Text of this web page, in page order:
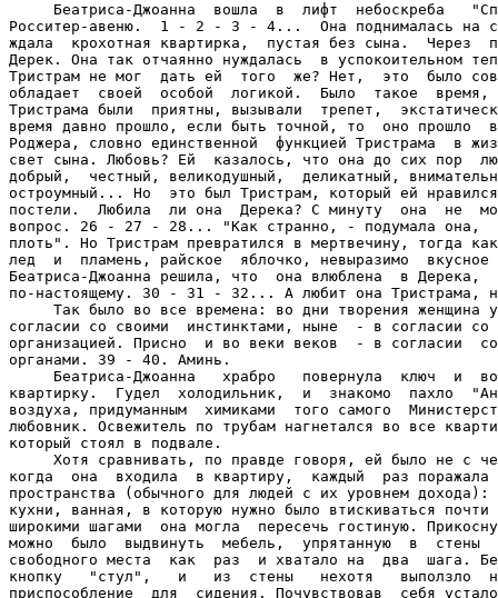
Беатриса-Джоанна  вошла  в  лифт  небоскреба
Росситер-авеню.  1 - 2 - 3 - 4...  Она поднималась на
ждала  крохотная квартирка,  пустая без сына.  Через
Дерек. Она так отчаянно нуждалась  в успокоительном
Тристрам не мог  дать ей  того  же? Нет,  это  было
обладает  своей  особой  логикой.  Было  такое  время,
Тристрама были  приятны, вызывали  трепет,
время давно прошло, если быть точной, то  оно прошло
Роджера, словно единственной  функцией Тристрама  в
свет сына. Любовь? Ей  казалось, что она до сих пор
добрый,  честный, великодушный,  деликатный,
остроумный... Но  это был Тристрам, который ей
постели.  Любила  ли она  Дерека? С минуту  она  не
вопрос. 26 - 27 - 28... "Как странно, - подумала она,
плоть". Но Тристрам превратился в мертвечину, тогда
лед  и  пламень, райское  яблочко, невыразимо  вкусное
Беатриса-Джоанна решила, что  она влюблена  в Дерека,
по-настоящему. 30 - 31 - 32... А любит она Тристрама,
Так было во все времена: во дни творения женщина
согласии со своими  инстинктами, ныне  - в согласии со
организацией. Присно  и во веки веков  - в согласии
органами. 39 - 40. Аминь.
Беатриса-Джоанна   храбро   повернула  ключ  и
квартирку.  Гудел  холодильник,  и  знакомо  пахло
воздуха, придуманным  химиками  того самого
любовник. Освежитель по трубам нагнетался во все
который стоял в подвале.
Хотя сравнивать, по правде говоря, ей было не с
когда  она  входила  в квартиру,  каждый  раз поражала
пространства (обычного для людей с их уровнем дохода):
кухни, ванная, в которую нужно было втискиваться
широкими шагами  она могла  пересечь гостиную.
можно  было  выдвинуть  мебель,  упрятанную  в
свободного места  как  раз  и хватало на  два  шага.
кнопку   "стул",   и   из  стены   нехотя   выползло
приспособление  для  сидения. Почувствовав  себя